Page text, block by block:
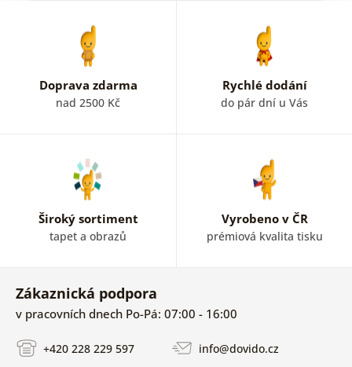
Doprava zdarma
nad 2500 Kč
Rychlé dodání
do pár dní u Vás
Široký sortiment
tapet a obrazů
Vyrobeno v ČR
prémiová kvalita tisku
Zákaznická podpora
v pracovních dnech Po-Pá: 07:00 - 16:00
+420 228 229 597 info@dovido.cz